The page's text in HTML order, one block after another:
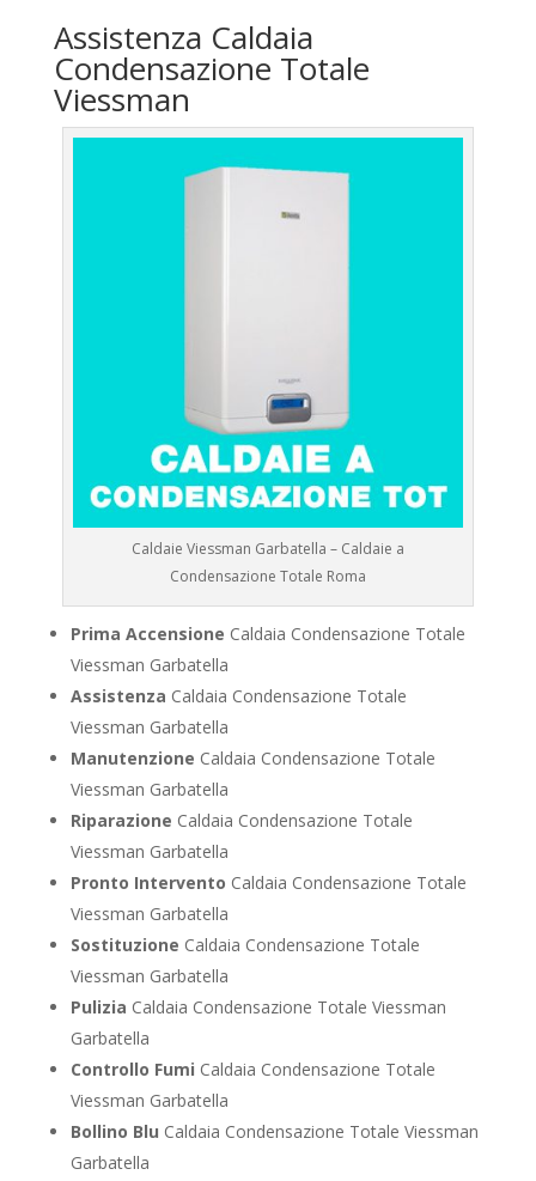
Assistenza Caldaia
Condensazione Totale
Viessman
Caldaie Viessman Garbatella – Caldaie a
Condensazione Totale Roma
Prima Accensione Caldaia Condensazione Totale
Viessman Garbatella
Assistenza Caldaia Condensazione Totale
Viessman Garbatella
Manutenzione Caldaia Condensazione Totale
Viessman Garbatella
Riparazione Caldaia Condensazione Totale
Viessman Garbatella
Pronto Intervento Caldaia Condensazione Totale
Viessman Garbatella
Sostituzione Caldaia Condensazione Totale
Viessman Garbatella
Pulizia Caldaia Condensazione Totale Viessman
Garbatella
Controllo Fumi Caldaia Condensazione Totale
Viessman Garbatella
Bollino Blu Caldaia Condensazione Totale Viessman
Garbatella